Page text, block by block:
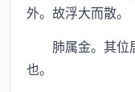
外。故浮大而散。
肺属金。其位
也。